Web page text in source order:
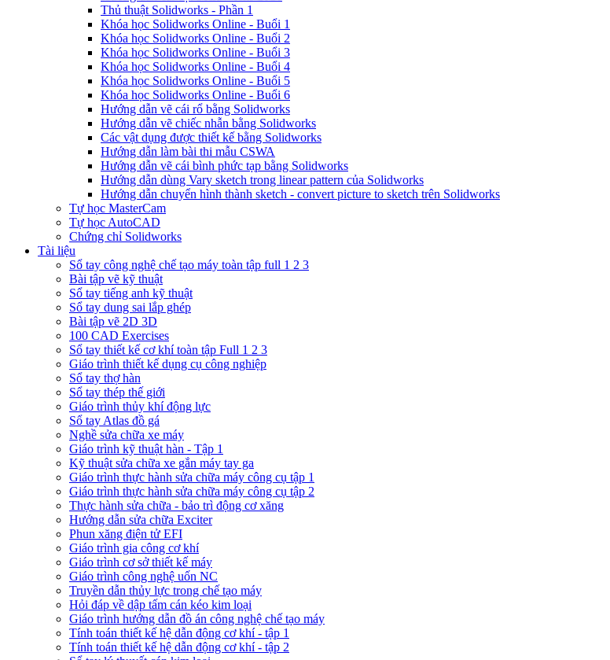
Thủ thuật Solidworks - Phần 1
Khóa học Solidworks Online - Buổi 1
Khóa học Solidworks Online - Buổi 2
Khóa học Solidworks Online - Buổi 3
Khóa học Solidworks Online - Buổi 4
Khóa học Solidworks Online - Buổi 5
Khóa học Solidworks Online - Buổi 6
Hướng dẫn vẽ cái rổ bằng Solidworks
Hướng dẫn vẽ chiếc nhẫn bằng Solidworks
Các vật dụng được thiết kế bằng Solidworks
Hướng dẫn làm bài thi mẫu CSWA
Hướng dẫn vẽ cái bình phức tạp bằng Solidworks
Hướng dẫn dùng Vary sketch trong linear pattern của Solidworks
Hướng dẫn chuyển hình thành sketch - convert picture to sketch trên Solidworks
Tự học MasterCam
Tự học AutoCAD
Chứng chỉ Solidworks
Tài liệu
Sổ tay công nghệ chế tạo máy toàn tập full 1 2 3
Bài tập vẽ kỹ thuật
Sổ tay tiếng anh kỹ thuật
Sổ tay dung sai lắp ghép
Bài tập vẽ 2D 3D
100 CAD Exercises
Sổ tay thiết kế cơ khí toàn tập Full 1 2 3
Giáo trình thiết kế dụng cụ công nghiệp
Sổ tay thợ hàn
Sổ tay thép thế giới
Giáo trình thủy khí động lực
Sổ tay Atlas đồ gá
Nghề sửa chữa xe máy
Giáo trình kỹ thuật hàn - Tập 1
Kỹ thuật sửa chữa xe gắn máy tay ga
Giáo trình thực hành sửa chữa máy công cụ tập 1
Giáo trình thực hành sửa chữa máy công cụ tập 2
Thực hành sửa chữa - bảo trì động cơ xăng
Hướng dẫn sửa chữa Exciter
Phun xăng điện tử EFI
Giáo trình gia công cơ khí
Giáo trình cơ sở thiết kế máy
Giáo trình công nghệ uốn NC
Truyền dẫn thủy lực trong chế tạo máy
Hỏi đáp về dập tấm cán kéo kim loại
Giáo trình hướng dẫn đồ án công nghệ chế tạo máy
Tính toán thiết kế hệ dẫn động cơ khí - tập 1
Tính toán thiết kế hệ dẫn động cơ khí - tập 2